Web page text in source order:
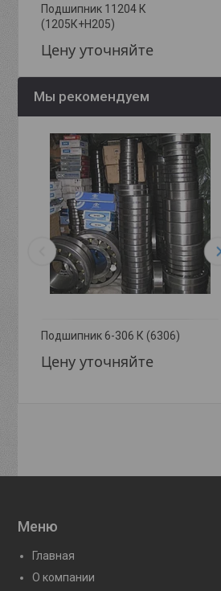
Подшипник 11204 К
(1205К+Н205)
Цену уточняйте
Мы рекомендуем
Подшипник 6-306 К (6306)
Цену уточняйте
Меню
Главная
О компании